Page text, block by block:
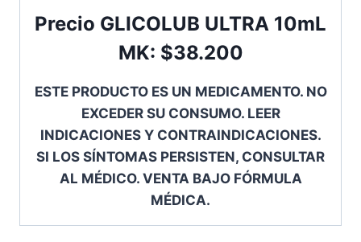
Precio GLICOLUB ULTRA 10mL
MK: $38.200
ESTE PRODUCTO ES UN MEDICAMENTO. NO
EXCEDER SU CONSUMO. LEER
INDICACIONES Y CONTRAINDICACIONES.
SI LOS SÍNTOMAS PERSISTEN, CONSULTAR
AL MÉDICO. VENTA BAJO FÓRMULA
MÉDICA.